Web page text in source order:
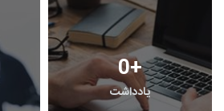
0+
یادداشت